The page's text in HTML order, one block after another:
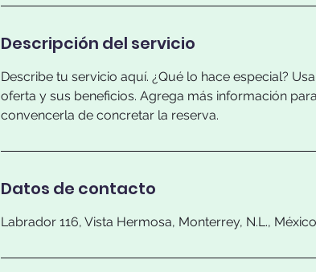
Descripción del servicio
Describe tu servicio aquí. ¿Qué lo hace especial?
oferta y sus beneficios. Agrega más información
convencerla de concretar la reserva.
Datos de contacto
Labrador 116, Vista Hermosa, Monterrey, N.L., México